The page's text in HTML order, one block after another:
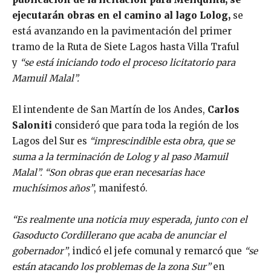
ejecutarán obras en el camino al lago Lolog, se
está avanzando en la pavimentación del primer
tramo de la Ruta de Siete Lagos hasta Villa Traful
y “se está iniciando todo el proceso licitatorio para
Mamuil Malal”.
El intendente de San Martín de los Andes, Carlos
Saloniti consideró que para toda la región de los
Lagos del Sur es “imprescindible esta obra, que se
suma a la terminación de Lolog y al paso Mamuil
Malal”. “Son obras que eran necesarias hace
muchísimos años”, manifestó.
“Es realmente una noticia muy esperada, junto con el
Gasoducto Cordillerano que acaba de anunciar el
gobernador”, indicó el jefe comunal y remarcó que “se
están atacando los problemas de la zona Sur”en